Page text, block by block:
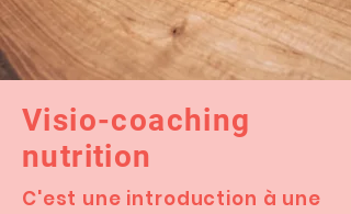
Visio-coaching
nutrition
C'est une introduction à une